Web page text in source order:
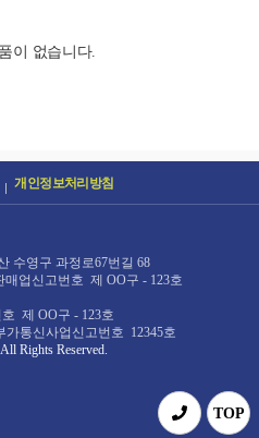
이 없습니다.
개인정보처리방침
수영구 과정로67번길 68
매업신고번호 제 OO구 - 123호
제 OO구 - 123호
가통신사업신고번호 12345호
. All Rights Reserved.
TOP